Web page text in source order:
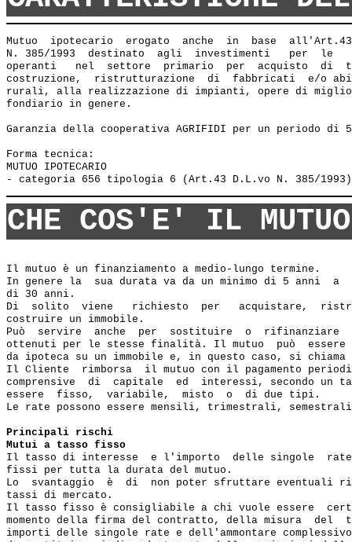
Mutuo  ipotecario  erogato  anche  in  base
N. 385/1993  destinato  agli  investimenti   per  le
operanti   nel  settore  primario  per  acquisto  di
costruzione,  ristrutturazione  di  fabbricati  e/o
rurali, alla realizzazione di impianti, opere di
fondiario in genere.
Garanzia della cooperativa AGRIFIDI per un periodo di
Forma tecnica:
MUTUO IPOTECARIO
CHE COS'E' IL
Il mutuo è un finanziamento a medio-lungo termine.
In genere la  sua durata va da un minimo di 5 anni  a
di 30 anni.
Di  solito  viene   richiesto  per   acquistare,
costruire un immobile.
Può  servire  anche  per  sostituire  o  rifinanziare
ottenuti per le stesse finalità. Il mutuo  può  essere
da ipoteca su un immobile e, in questo caso, si
Il Cliente  rimborsa  il mutuo con il pagamento
comprensive  di  capitale  ed  interessi, secondo un
essere  fisso,  variabile,  misto  o  di due tipi.
Le rate possono essere mensili, trimestrali,
Principali rischi
Mutui a tasso fisso
Il tasso di interesse  e l'importo  delle singole  rate
fissi per tutta la durata del mutuo.
Lo  svantaggio  è  di  non poter sfruttare eventuali
tassi di mercato.
Il tasso fisso è consigliabile a chi vuole essere
momento della firma del contratto, della misura  del
importi delle singole rate e dell'ammontare